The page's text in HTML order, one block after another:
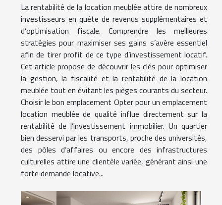
La rentabilité de la location meublée attire de nombreux
investisseurs en quête de revenus supplémentaires et
d’optimisation fiscale. Comprendre les meilleures
stratégies pour maximiser ses gains s’avère essentiel
afin de tirer profit de ce type d’investissement locatif.
Cet article propose de découvrir les clés pour optimiser
la gestion, la fiscalité et la rentabilité de la location
meublée tout en évitant les pièges courants du secteur.
Choisir le bon emplacement Opter pour un emplacement
location meublée de qualité influe directement sur la
rentabilité de l’investissement immobilier. Un quartier
bien desservi par les transports, proche des universités,
des pôles d’affaires ou encore des infrastructures
culturelles attire une clientèle variée, générant ainsi une
forte demande locative...